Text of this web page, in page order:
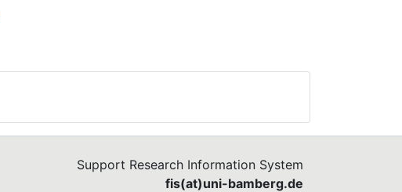
Support Research Information System
fis(at)uni-bamberg.de